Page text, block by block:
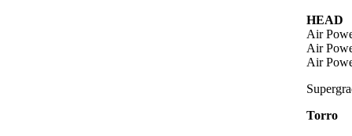
HEAD
Air
Air
Air
Torro